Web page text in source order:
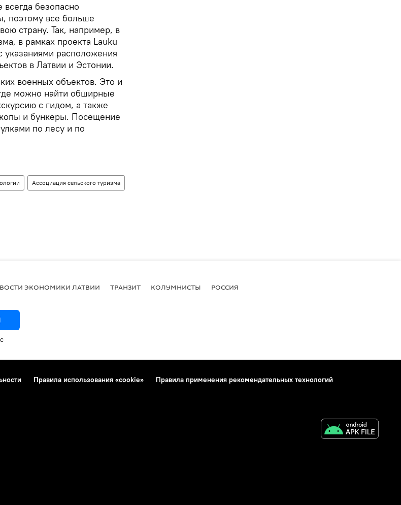
безопасно
поэтому все больше
страну. Так, например, в
в рамках проекта Lauku
расположения
в Латвии и Эстонии.
военных объектов. Это и
можно найти обширные
с гидом, а также
и бункеры. Посещение
по лесу и по
Ассоциация сельского туризма
ЭКОНОМИКИ ЛАТВИИ ТРАНЗИТ КОЛУМНИСТЫ РОССИЯ
Правила использования «cookie»
Правила применения рекомендательных технологий